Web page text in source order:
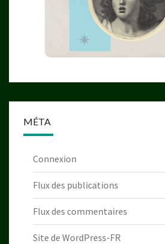
MÉTA
Connexion
Flux des publications
Flux des commentaires
Site de WordPress-FR